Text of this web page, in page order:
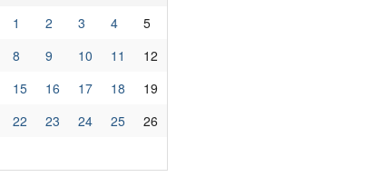
1
2 3 4
5
8 9 10 11
12
15 16 17 18
19
22 23 24 25
26